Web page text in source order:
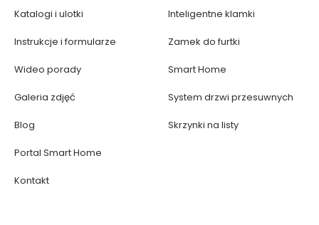
Katalogi i ulotki
Instrukcje i formularze
Wideo porady
Galeria zdjęć
Blog
Portal Smart Home
Kontakt
Inteligentne klamki
Zamek do furtki
Smart Home
System drzwi przesuwnych
Skrzynki na listy